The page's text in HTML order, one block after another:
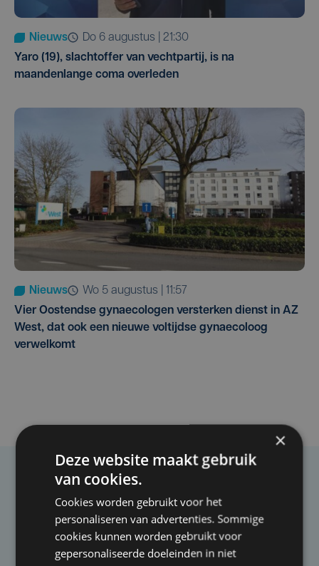
Nieuws
do 6 augustus | 21:30
Yaro (19), slachtoffer van vechtpartij, is na
maandenlange coma overleden
Nieuws
wo 5 augustus | 11:57
Vier Oostendse gynaecologen versterken dienst in AZ
West, dat ook een nieuwe voltijdse gynaecoloog
verwelkomt
Taalfout opgemerkt?
Heb je een taal- of schrijffout opgemerkt in dit
artikel?
×
Deze website maakt gebruik
van cookies.
Cookies worden gebruikt voor het
personaliseren van advertenties. Sommige
cookies kunnen worden gebruikt voor
gepersonaliseerde doeleinden in niet